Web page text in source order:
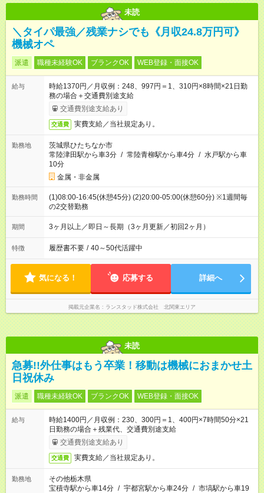
未読
＼タイパ最強／残業ナシでも《月収24.8万円可》
機械オペ
派遣 職種未経験OK ブランクOK WEB登録・面接OK
給与
時給1370円／月収例：248、997円＝1、310円×8時間×21日勤
務の場合＋交通費別途支給
交通費別途支給あり
交通費 実費支給／当社規定あり。
勤務地
茨城県ひたちなか市
常陸津田駅から車3分 / 常陸青柳駅から車4分 / 水戸駅から車
10分
金属・非金属
勤務時間
(1)08:00-16:45(休憩45分) (2)20:00-05:00(休憩60分) ※1週間毎
の2交替勤務
期間 3ヶ月以上／即日～長期（3ヶ月更新／初回2ヶ月）
特徴 履歴書不要 / 40～50代活躍中
気になる！ 応募する 詳細へ
掲載元企業名 ランスタッド株式会社 北関東エリア
未読
急募!!外仕事はもう卒業！移動は機械におまかせ土
日祝休み
派遣 職種未経験OK ブランクOK WEB登録・面接OK
給与
時給1400円／月収例：230、300円＝1、400円×7時間50分×21
日勤務の場合＋残業代、交通費別途支給
交通費別途支給あり
交通費 実費支給／当社規定あり。
勤務地
その他栃木県
宝積寺駅から車14分 / 宇都宮駅から車24分 / 市塙駅から車19